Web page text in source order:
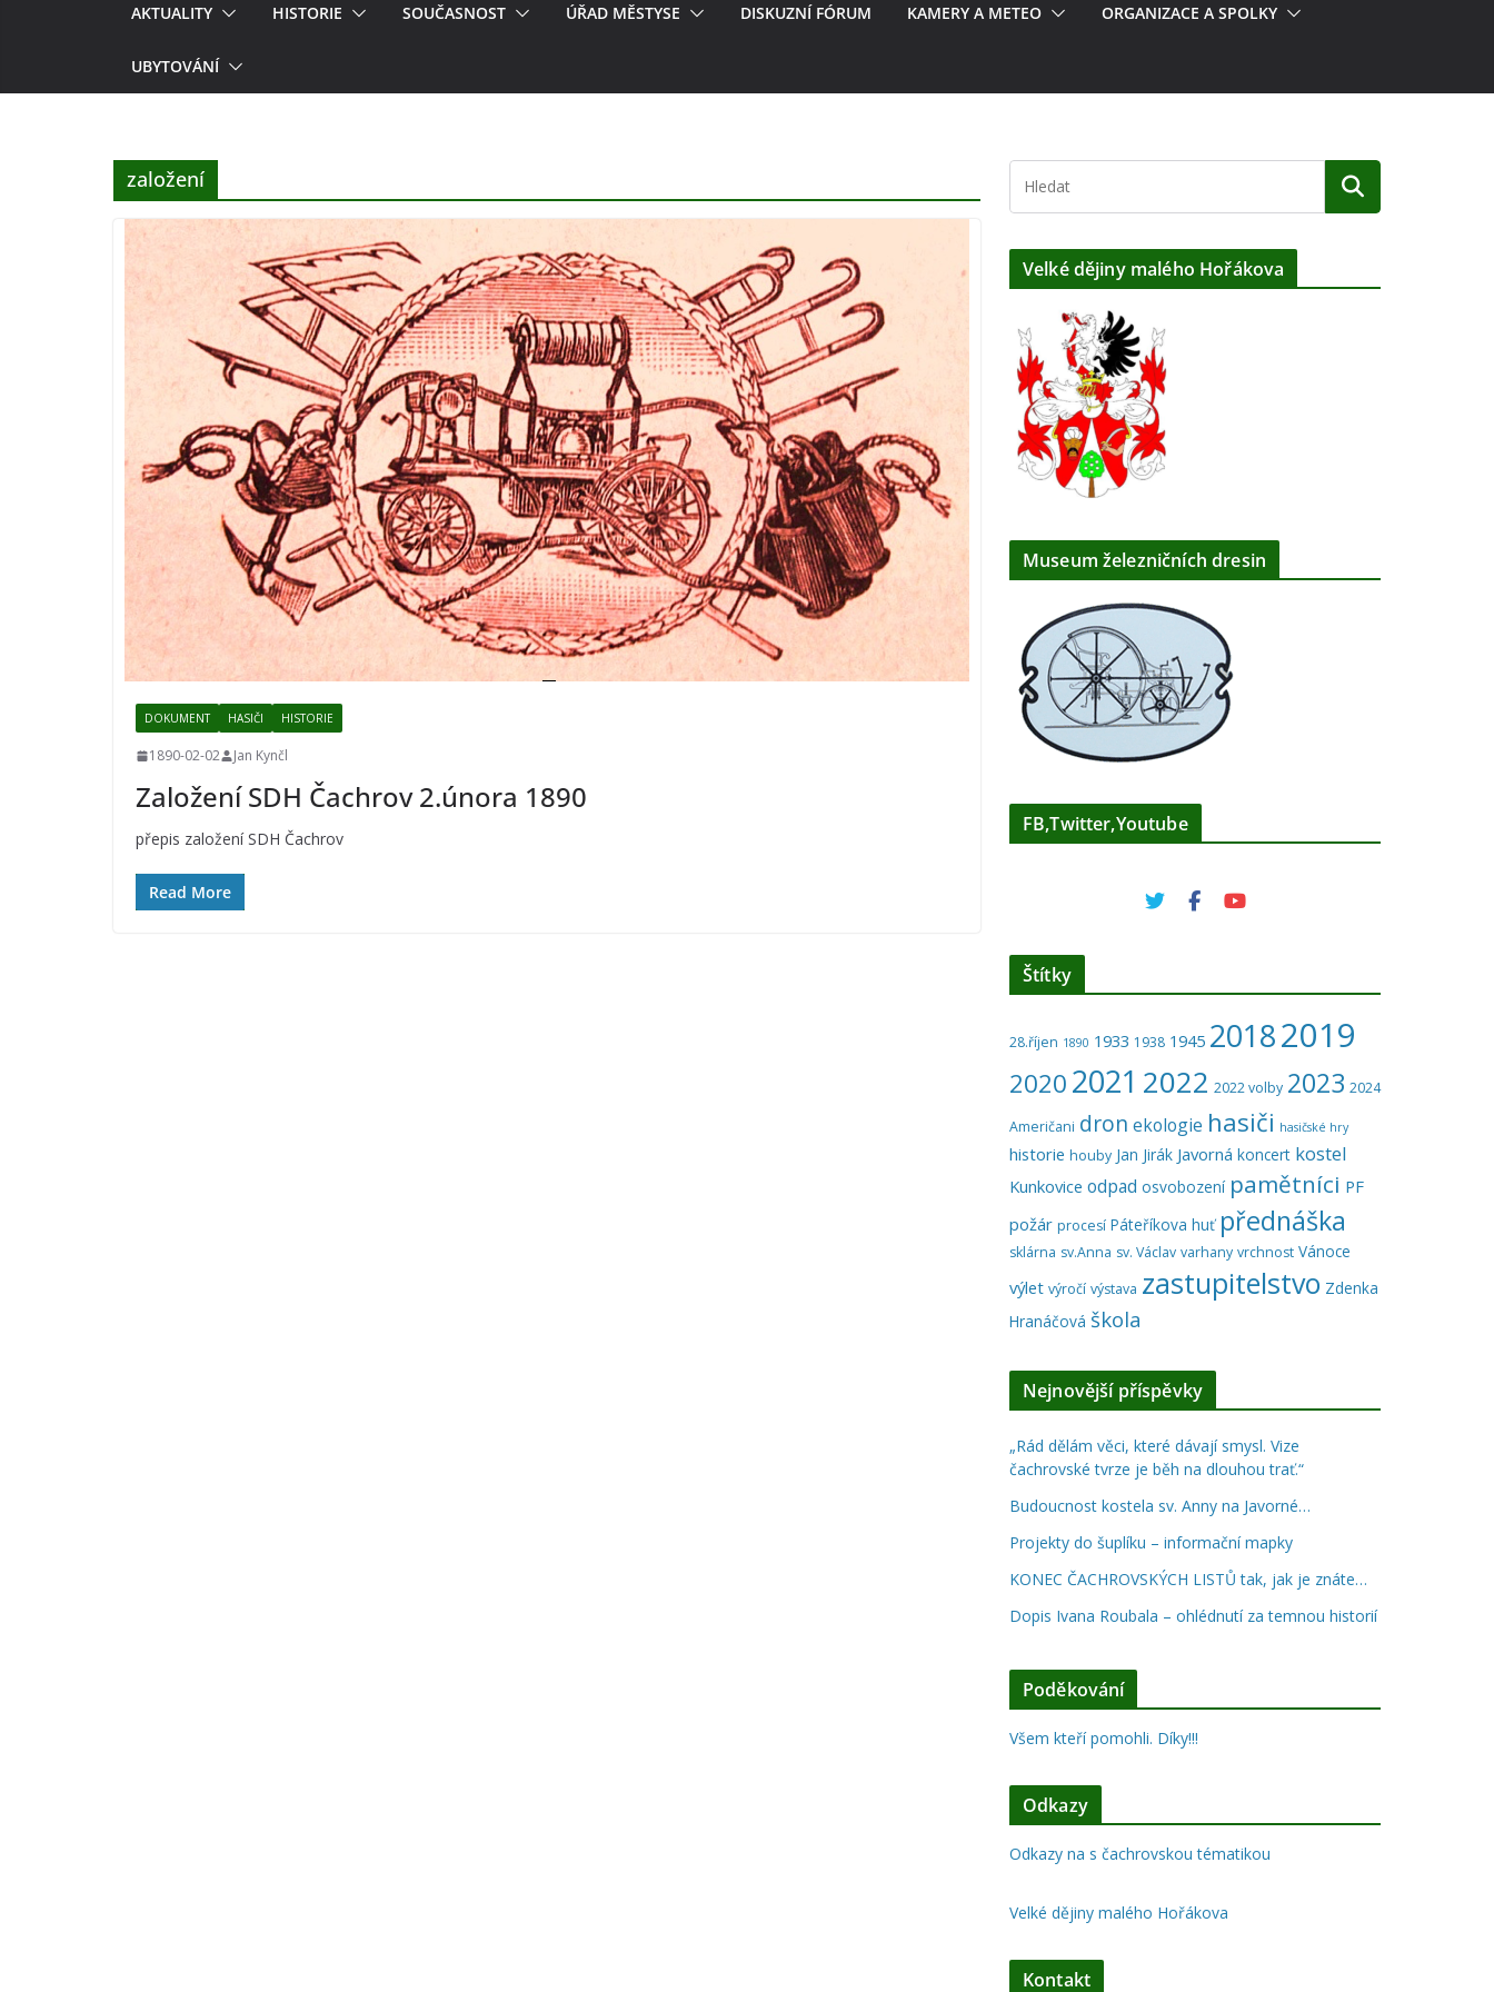
AKTUALITY HISTORIE SOUČASNOST ÚŘAD MĚSTYSE DISKUZNÍ FÓRUM KAMERY A METEO ORGANIZACE A SPOLKY
UBYTOVÁNÍ
založení
DOKUMENT HASIČI HISTORIE
1890-02-02 Jan Kynčl
Založení SDH Čachrov 2.února 1890
přepis založení SDH Čachrov
Read More
Velké dějiny malého Hořákova
Museum železničních dresin
FB,Twitter,Youtube
Štítky
28.říjen 1890 1933 1938 1945 20182019
20202021 2022 2022 volby 2023 2024
Američani dron ekologie hasiči hasičské hry
historie houby Jan Jirák Javorná koncert kostel
Kunkovice odpad osvobození pamětníci PF
požár procesí Páteříkova huť přednáška
sklárna sv.Anna sv. Václav varhany vrchnost Vánoce
výlet výročí výstava zastupitelstvo Zdenka
Hranáčová škola
Nejnovější příspěvky
„Rád dělám věci, které dávají smysl. Vize
čachrovské tvrze je běh na dlouhou trať.“
Budoucnost kostela sv. Anny na Javorné…
Projekty do šuplíku – informační mapky
KONEC ČACHROVSKÝCH LISTŮ tak, jak je znáte…
Dopis Ivana Roubala – ohlédnutí za temnou historií
Poděkování
Všem kteří pomohli. Díky!!!
Odkazy
Odkazy na s čachrovskou tématikou
Velké dějiny malého Hořákova
Kontakt